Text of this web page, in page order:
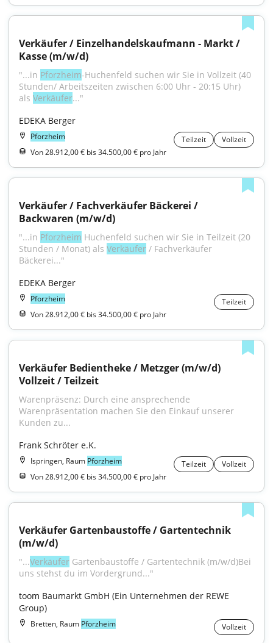
Verkäufer / Einzelhandelskaufmann - Markt /
Kasse (m/w/d)
"...in Pforzheim-Huchenfeld suchen wir Sie in Vollzeit (40
Stunden/ Arbeitszeiten zwischen 6:00 Uhr - 20:15 Uhr)
als Verkäufer..."
EDEKA Berger
Pforzheim Teilzeit
Vollzeit
Von 28.912,00 € bis 34.500,00 € pro Jahr
Verkäufer / Fachverkäufer Bäckerei /
Backwaren (m/w/d)
"...in Pforzheim Huchenfeld suchen wir Sie in Teilzeit (20
Stunden / Monat) als Verkäufer / Fachverkäufer
Bäckerei..."
EDEKA Berger
Pforzheim
Teilzeit
Von 28.912,00 € bis 34.500,00 € pro Jahr
Verkäufer Bedientheke / Metzger (m/w/d)
Vollzeit / Teilzeit
Warenpräsenz: Durch eine ansprechende
Warenpräsentation machen Sie den Einkauf unserer
Kunden zu...
Frank Schröter e.K.
Ispringen, Raum Pforzheim Teilzeit
Vollzeit
Von 28.912,00 € bis 34.500,00 € pro Jahr
Verkäufer Gartenbaustoffe / Gartentechnik
(m/w/d)
"...Verkäufer Gartenbaustoffe / Gartentechnik (m/w/d)Bei
uns stehst du im Vordergrund..."
toom Baumarkt GmbH (Ein Unternehmen der REWE
Group)
Bretten, Raum Pforzheim Vollzeit